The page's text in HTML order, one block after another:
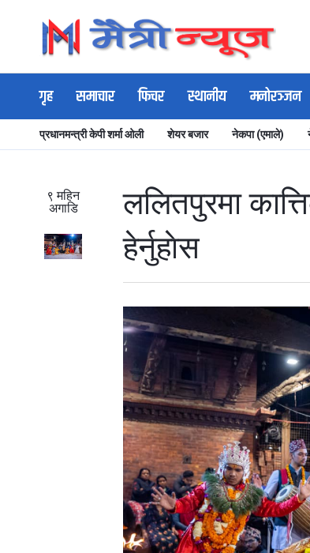
गृह समाचार फिचर स्थानीय मनोरञ्जन
प्रधानमन्त्री केपी शर्मा ओली शेयर बजार नेकपा (एमाले)
९ महिन
अगाडि
ललितपुरमा
हेर्नुहाेस